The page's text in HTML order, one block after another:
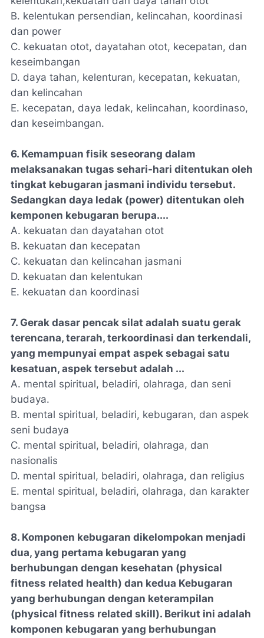
B. kelentukan persendian, kelincahan, koordinasi
dan power
C. kekuatan otot, dayatahan otot, kecepatan, dan
keseimbangan
D. daya tahan, kelenturan, kecepatan, kekuatan,
dan kelincahan
E. kecepatan, daya ledak, kelincahan, koordinaso,
dan keseimbangan.
6. Kemampuan fisik seseorang dalam
melaksanakan tugas sehari-hari ditentukan oleh
tingkat kebugaran jasmani individu tersebut.
Sedangkan daya ledak (power) ditentukan oleh
kemponen kebugaran berupa....
A. kekuatan dan dayatahan otot
B. kekuatan dan kecepatan
C. kekuatan dan kelincahan jasmani
D. kekuatan dan kelentukan
E. kekuatan dan koordinasi
7. Gerak dasar pencak silat adalah suatu gerak
terencana, terarah, terkoordinasi dan terkendali,
yang mempunyai empat aspek sebagai satu
kesatuan, aspek tersebut adalah ...
A. mental spiritual, beladiri, olahraga, dan seni
budaya.
B. mental spiritual, beladiri, kebugaran, dan aspek
seni budaya
C. mental spiritual, beladiri, olahraga, dan
nasionalis
D. mental spiritual, beladiri, olahraga, dan religius
E. mental spiritual, beladiri, olahraga, dan karakter
bangsa
8. Komponen kebugaran dikelompokan menjadi
dua, yang pertama kebugaran yang
berhubungan dengan kesehatan (physical
fitness related health) dan kedua Kebugaran
yang berhubungan dengan keterampilan
(physical fitness related skill). Berikut ini adalah
komponen kebugaran yang berhubungan